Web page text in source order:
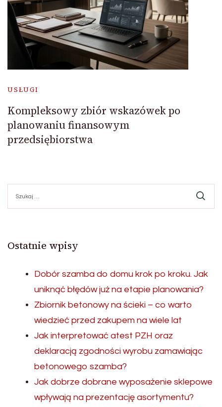
USŁUGI
Kompleksowy zbiór wskazówek po
planowaniu finansowym
przedsiębiorstwa
Ostatnie wpisy
Dobór szamba do domu krok po kroku. Jak
uniknąć błędów już na etapie planowania?
Zbiornik betonowy na ścieki – co warto
wiedzieć przed zakupem na wiele lat
Jak interpretować atest PZH oraz
deklaracją zgodności wyrobu zamawiając
betonowego szamba?
Jak dobrze dobrane wyposażenie sklepowe
wpływają na prezentację asortymentu?